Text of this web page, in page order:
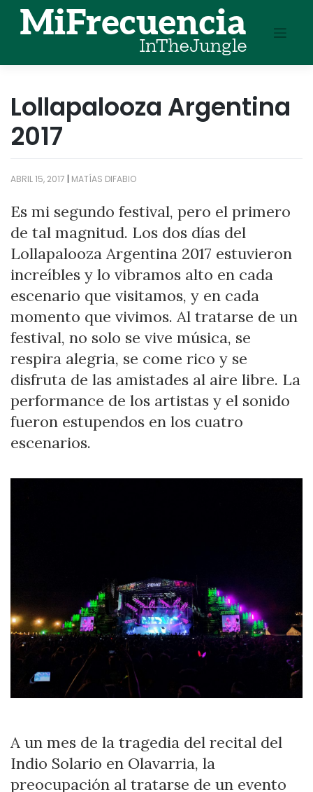
content
Lollapalooza Argentina
2017
ABRIL 15, 2017 | MATÍAS DIFABIO
Es mi segundo festival, pero el primero
de tal magnitud. Los dos días del
Lollapalooza Argentina 2017 estuvieron
increíbles y lo vibramos alto en cada
escenario que visitamos, y en cada
momento que vivimos. Al tratarse de un
festival, no solo se vive música, se
respira alegria, se come rico y se
disfruta de las amistades al aire libre. La
performance de los artistas y el sonido
fueron estupendos en los cuatro
escenarios.
A un mes de la tragedia del recital del
Indio Solario en Olavarria, la
preocupación al tratarse de un evento